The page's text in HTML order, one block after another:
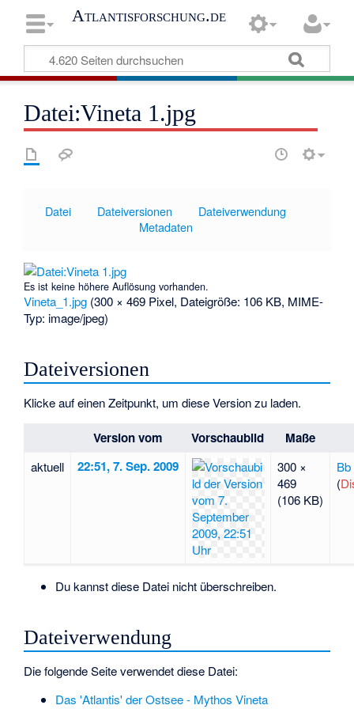
Atlantisforschung.de
Datei:Vineta 1.jpg
Datei Dateiversionen
Dateiverwendung
Metadaten
Es ist keine höhere Auflösung vorhanden.
Vineta_1.jpg (300 × 469 Pixel, Dateigröße: 106 KB, MIME-
Typ: image/jpeg)
Dateiversionen
Klicke auf einen Zeitpunkt, um diese Version zu laden.
Version vom Vorschaubild Maße
aktuell 22:51, 7. Sep. 2009
300 ×
469
(106 KB)
Bb
(
Du kannst diese Datei nicht überschreiben.
Dateiverwendung
Die folgende Seite verwendet diese Datei:
Das 'Atlantis' der Ostsee - Mythos Vineta